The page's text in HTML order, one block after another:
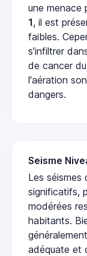
une menace
1, il est
faibles.
s'infiltrer
de cancer
l'aération
dangers.
Seisme
Les séismes
significatifs,
modérées
habitants.
adéquate et